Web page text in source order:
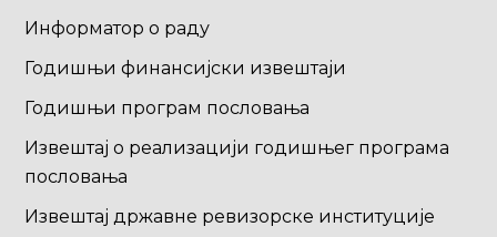
Информатор о раду
Годишњи финансијски извештаји
Годишњи програм пословања
Извештај о реализацији годишњег програма
пословања
Извештај државне ревизорске институције